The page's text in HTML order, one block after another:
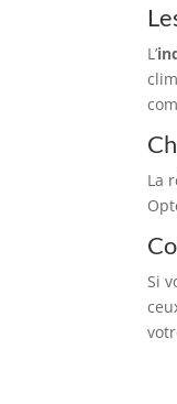
L’
La
Si